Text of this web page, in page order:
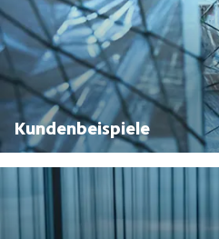
Kundenbeispiele